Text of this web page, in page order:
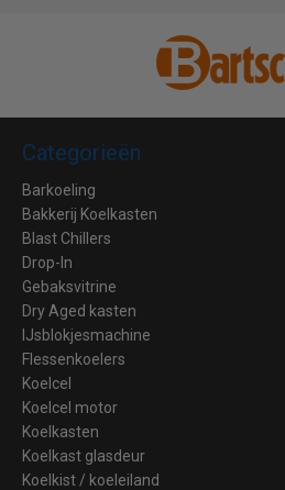
Categorieën
Barkoeling
Bakkerij Koelkasten
Blast Chillers
Drop-In
Gebaksvitrine
Dry Aged kasten
IJsblokjesmachine
Flessenkoelers
Koelcel
Koelcel motor
Koelkasten
Koelkast glasdeur
Koelkist / koeleiland